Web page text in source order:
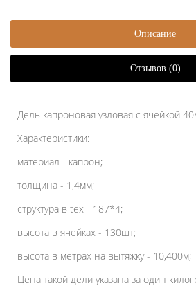
Описание
Отзывов (0)
Дель капроновая узловая с ячейкой
Характеристики:
материал - капрон;
толщина - 1,4мм;
структура в tex - 187*4;
высота в ячейках - 130шт;
высота в метрах на вытяжку - 10,400м;
Цена такой дели указана за один